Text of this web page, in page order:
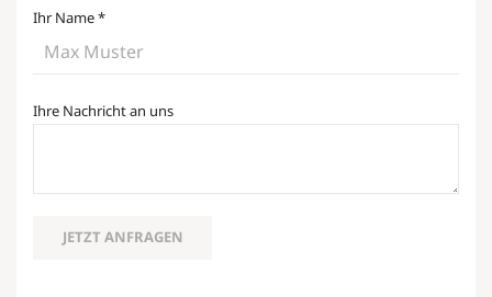
Ihr Name*
Ihre Nachricht an uns
JETZT ANFRAGEN